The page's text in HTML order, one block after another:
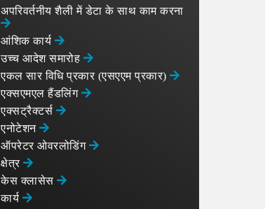
अपरिवर्तनीय शैली में डेटा के साथ काम करना
आंशिक कार्य
उच्च आदेश समारोह
एकल सार विधि प्रकार (एसएएम प्रकार)
एक्सएमएल हैंडलिंग
एक्सट्रैक्टर्स
एनोटेशन
ऑपरेटर ओवरलोडिंग
क्षेत्र
केस क्लासेस
कार्य